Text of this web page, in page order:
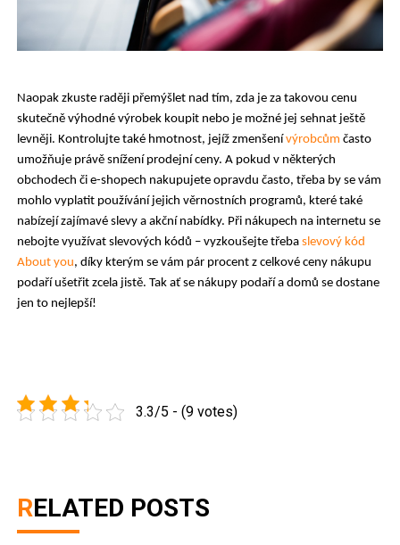
Naopak zkuste raději přemýšlet nad tím, zda je za takovou cenu
skutečně výhodné výrobek koupit nebo je možné jej sehnat ještě
levněji. Kontrolujte také hmotnost, jejíž zmenšení výrobcům často
umožňuje právě snížení prodejní ceny. A pokud v některých
obchodech či e-shopech nakupujete opravdu často, třeba by se vám
mohlo vyplatit používání jejich věrnostních programů, které také
nabízejí zajímavé slevy a akční nabídky. Při nákupech na internetu se
nebojte využívat slevových kódů – vyzkoušejte třebaslevový kód
About you, díky kterým se vám pár procent z celkové ceny nákupu
podaří ušetřit zcela jistě. Tak ať se nákupy podaří a domů se dostane
jen to nejlepší!
3.3/5 - (9 votes)
RELATED POSTS